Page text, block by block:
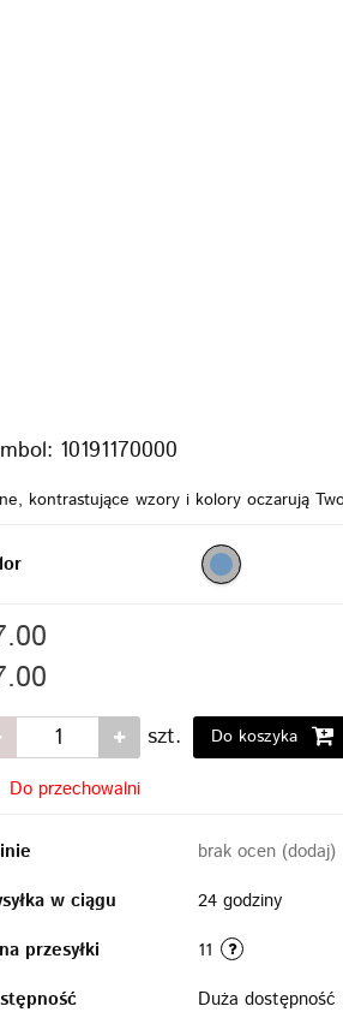
10191170000
kontrastujące wzory i kolory oczarują
szt. Do koszyka
Do przechowalni
brak ocen (dodaj)
w ciągu
24 godziny
przesyłki
11
Duża dostępność